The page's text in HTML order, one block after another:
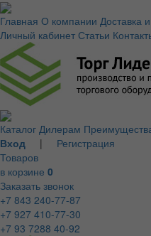
Главная О компании Доставка
Личный кабинет Статьи
Каталог Дилерам
Вход | Регистрация
Товаров
в корзине 0
Заказать звонок
+7 843 240-77-87
+7 927 410-77-30
+7 93 7288 40-92